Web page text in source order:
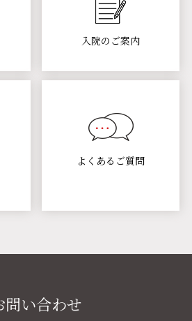
入院のご案内
よくあるご質問
問い合わせ